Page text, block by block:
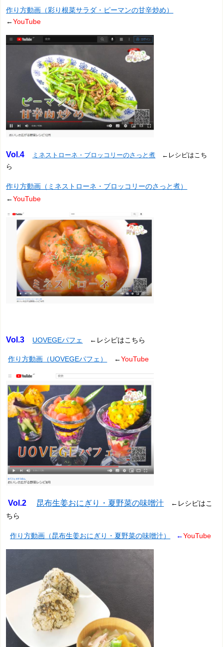
作り方動画（彩り根菜サラダ・ピーマンの甘辛炒め）
←YouTube
Vol.4 ミネストローネ・ブロッコリーのさっと煮 ←レシピはこち
ら
作り方動画（ミネストローネ・ブロッコリーのさっと煮）
←YouTube
Vol.3 UOVEGEパフェ ←レシピはこちら
作り方動画（UOVEGEパフェ） ←YouTube
Vol.2 昆布生姜おにぎり・夏野菜の味噌汁
←レシピはこ
ちら
作り方動画（昆布生姜おにぎり・夏野菜の味噌汁） ←YouTube